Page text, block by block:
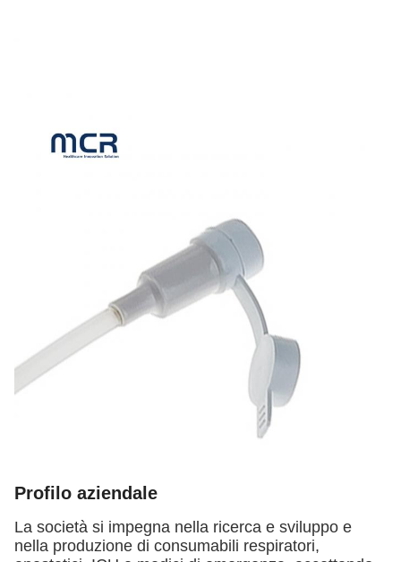
Profilo aziendale
La società si impegna nella ricerca e sviluppo e
nella produzione di consumabili respiratori,